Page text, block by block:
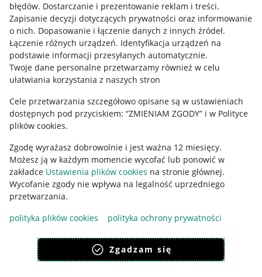
błędów. Dostarczanie i prezentowanie reklam i treści.
Zapisanie decyzji dotyczących prywatności oraz informowanie
o nich. Dopasowanie i łączenie danych z innych źródeł.
Łączenie różnych urządzeń. Identyfikacja urządzeń na
podstawie informacji przesyłanych automatycznie.
Twoje dane personalne przetwarzamy również w celu
ułatwiania korzystania z naszych stron
Cele przetwarzania szczegółowo opisane są w ustawieniach
dostępnych pod przyciskiem: “ZMIENIAM ZGODY” i w Polityce
plików cookies.
Zgodę wyrażasz dobrowolnie i jest ważna 12 miesięcy.
Możesz ją w każdym momencie wycofać lub ponowić w
zakładce Ustawienia plików cookies na stronie głównej.
Wycofanie zgody nie wpływa na legalność uprzedniego
przetwarzania.
polityka plików cookies
polityka ochrony prywatności
Zgadzam się
Informacje prawne
Regulamin
Polityka plików "cookies"
Ustawienia plików "cookies"
Udostępnianie lokalizacji
Informacje dla Aktu o Usługach Cyfrowych
Pobierz aplikację